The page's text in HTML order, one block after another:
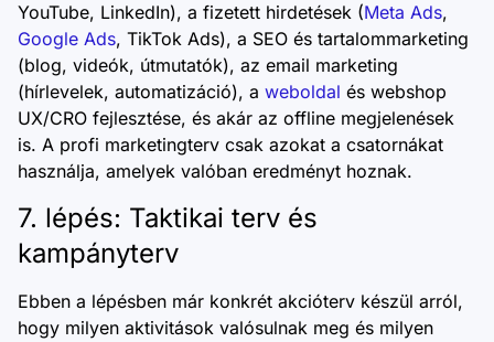
YouTube, LinkedIn), a fizetett hirdetések (Meta Ads,
Google Ads, TikTok Ads), a SEO és tartalommarketing
(blog, videók, útmutatók), az email marketing
(hírlevelek, automatizáció), a weboldal és webshop
UX/CRO fejlesztése, és akár az offline megjelenések
is. A profi marketingterv csak azokat a csatornákat
használja, amelyek valóban eredményt hoznak.
7. lépés: Taktikai terv és
kampányterv
Ebben a lépésben már konkrét akcióterv készül arról,
hogy milyen aktivitások valósulnak meg és milyen